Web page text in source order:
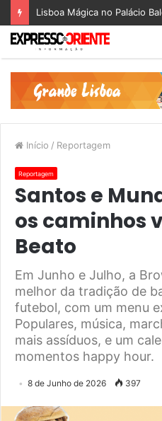
Lisboa Mágica no Palácio
Início / Reportagem
Reportagem
Santos e
os caminhos
Beato
Em Junho e Julho, a
melhor da tradição de
futebol, com um menu
Populares, música,
mais assíduos, e um
momentos happy hour.
8 de Junho de 2026 397